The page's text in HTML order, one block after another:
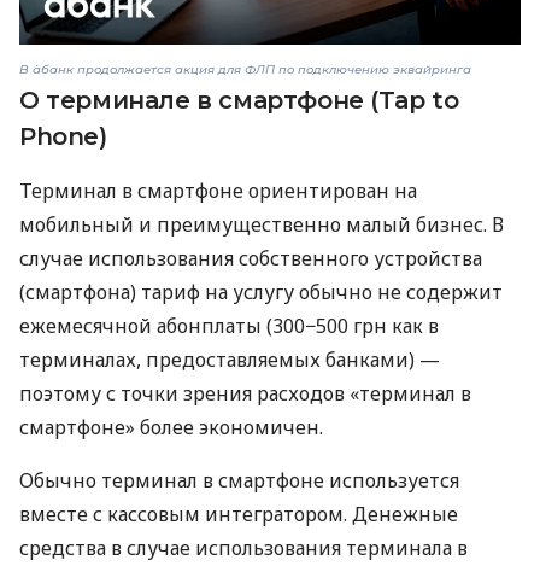
В àбанк продолжается акция для ФЛП по подключению эквайринга
О терминале в смартфоне (Tap to
Phone)
Терминал в смартфоне ориентирован на
мобильный и преимущественно малый бизнес. В
случае использования собственного устройства
(смартфона) тариф на услугу обычно не содержит
ежемесячной абонплаты (300−500 грн как в
терминалах, предоставляемых банками) —
поэтому с точки зрения расходов «терминал в
смартфоне» более экономичен.
Обычно терминал в смартфоне используется
вместе с кассовым интегратором. Денежные
средства в случае использования терминала в